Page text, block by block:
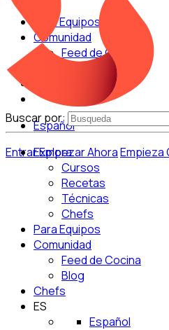
Para Equipos
Comunidad
Feed de Cocina
Español
EntrarEmpezar AhoraEmpieza
Buscar por:
Explora
Cursos
Recetas
Técnicas
Chefs
Para Equipos
Comunidad
Feed de Cocina
Blog
Chefs
ES
Español